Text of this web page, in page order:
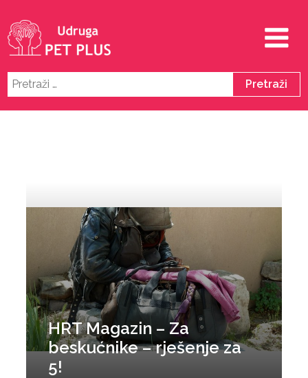
Pretraži:
HRT Magazin – Za
beskućnike – rješenje za
5!